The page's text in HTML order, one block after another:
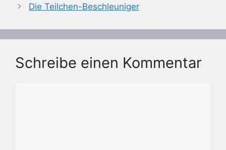
Die Teilchen-Beschleuniger
Schreibe einen Kommentar